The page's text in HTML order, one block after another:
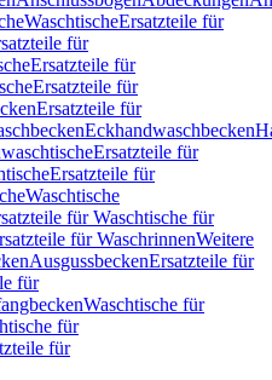
WaschtischeErsatzteile für
für
Ersatzteile für
Ersatzteile für
Ersatzteile für
Eckhandwaschbecken
Ersatzteile für
Ersatzteile für
Waschtische
für Waschtische für
für WaschrinnenWeitere
AusgussbeckenErsatzteile für
für
Waschtische für
für
für